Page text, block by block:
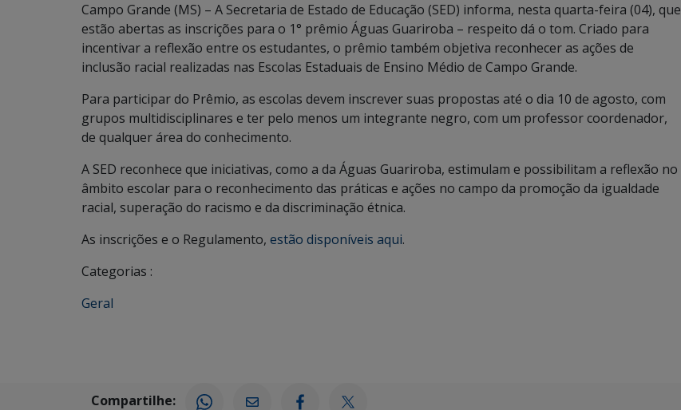
Campo Grande (MS) – A Secretaria de Estado de Educação (SED) informa, nesta quarta-feira (04), que
estão abertas as inscrições para o 1° prêmio Águas Guariroba – respeito dá o tom. Criado para
incentivar a reflexão entre os estudantes, o prêmio também objetiva reconhecer as ações de
inclusão racial realizadas nas Escolas Estaduais de Ensino Médio de Campo Grande.
Para participar do Prêmio, as escolas devem inscrever suas propostas até o dia 10 de agosto, com
grupos multidisciplinares e ter pelo menos um integrante negro, com um professor coordenador,
de qualquer área do conhecimento.
A SED reconhece que iniciativas, como a da Águas Guariroba, estimulam e possibilitam a reflexão no
âmbito escolar para o reconhecimento das práticas e ações no campo da promoção da igualdade
racial, superação do racismo e da discriminação étnica.
As inscrições e o Regulamento, estão disponíveis aqui.
Categorias :
Geral
Compartilhe: